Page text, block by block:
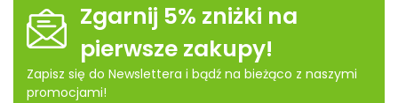
Zgarnij 5% zniżki na
pierwsze zakupy!
Zapisz się do Newslettera i bądź na bieżąco z naszymi
promocjami!